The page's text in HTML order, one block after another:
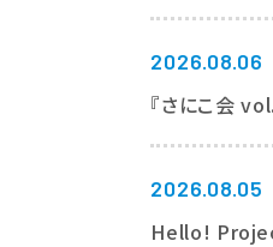
2026.08.06
『さにこ会
2026.08.05
Hello!